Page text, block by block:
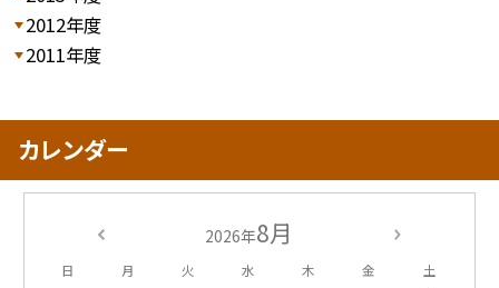
2012年度
2011年度
カレンダー
2026年8月
日 月 火 水 木 金 土